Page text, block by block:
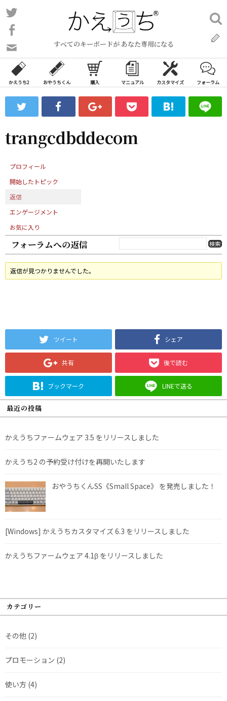
コ
ン
ン
ツ
ス
ッ
すべてのキーボードが あなた専用になる
い
合
わ
フ
ォ
ム
検
索:
かえうち2 おやうちくん 購入 マニュアル カスタマイズ フォーラム
trangcdbddecom
プロフィール
開始したトピック
返信
エンゲージメント
お気に入り
フォーラムへの返信
返信が見つかりませんでした。
ツイート シェア
共有 後で読む
ブックマーク LINEで送る
最近の投稿
かえうちファームウェア 3.5 をリリースしました
かえうち2 の予約受け付けを再開いたします
おやうちくんSS《Small Space》 を発売しました！
[Windows] かえうちカスタマイズ 6.3 をリリースしました
かえうちファームウェア 4.1β をリリースしました
カテゴリー
その他 (2)
プロモーション (2)
使い方 (4)